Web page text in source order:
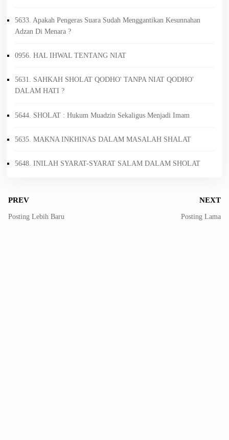
5633. Apakah Pengeras Suara Sudah Menggantikan Kesunnahan
Adzan Di Menara ?
0956. HAL IHWAL TENTANG NIAT
5631. SAHKAH SHOLAT QODHO' TANPA NIAT QODHO'
DALAM HATI ?
5644. SHOLAT : Hukum Muadzin Sekaligus Menjadi Imam
5635. MAKNA INKHINAS DALAM MASALAH SHALAT
5648. INILAH SYARAT-SYARAT SALAM DALAM SHOLAT
PREV
Posting Lebih Baru
NEXT
Posting Lama